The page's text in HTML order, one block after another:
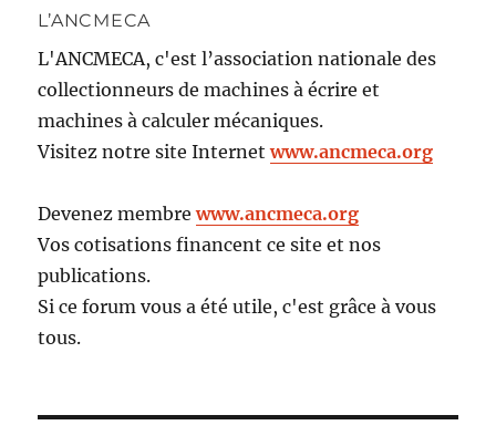
L’ANCMECA
L'ANCMECA, c'est l’association nationale des
collectionneurs de machines à écrire et
machines à calculer mécaniques.
Visitez notre site Internetwww.ancmeca.org
Devenez membrewww.ancmeca.org
Vos cotisations financent ce site et nos
publications.
Si ce forum vous a été utile, c'est grâce à vous
tous.